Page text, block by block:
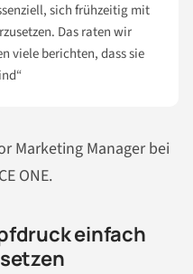
sich frühzeitig mit
Das raten wir
viele berichten, dass sie
Marketing Manager bei
ONE.
einfach